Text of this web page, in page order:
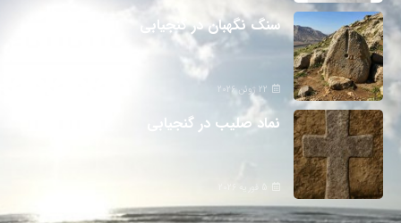
سنگ نگهبان در گنجیابی
22 ژوئن 2026
نماد صلیب در گنجیابی